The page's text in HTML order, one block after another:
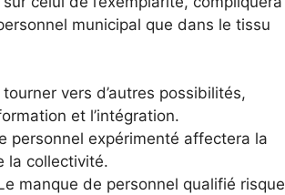
municipal que dans le tissu
vers d’autres possibilités,
et l’intégration.
personnel expérimenté affectera la
la collectivité.
manque de personnel qualifié risque